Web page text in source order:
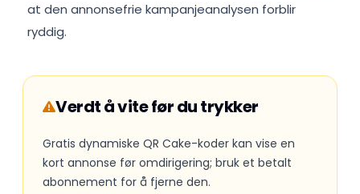
at den annonsefrie kampanjeanalysen forblir
ryddig.
Verdt å vite før du trykker
Gratis dynamiske QR Cake-koder kan vise en
kort annonse før omdirigering; bruk et betalt
abonnement for å fjerne den.